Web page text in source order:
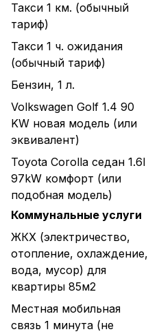
Такси 1 км. (обычный
тариф)
Такси 1 ч. ожидания
(обычный тариф)
Бензин, 1 л.
Volkswagen Golf 1.4 90
KW новая модель (или
эквивалент)
Toyota Corolla седан 1.6l
97kW комфорт (или
подобная модель)
Коммунальные услуги
ЖКХ (электричество,
отопление, охлаждение,
вода, мусор) для
квартиры 85м2
Местная мобильная
связь 1 минута (не